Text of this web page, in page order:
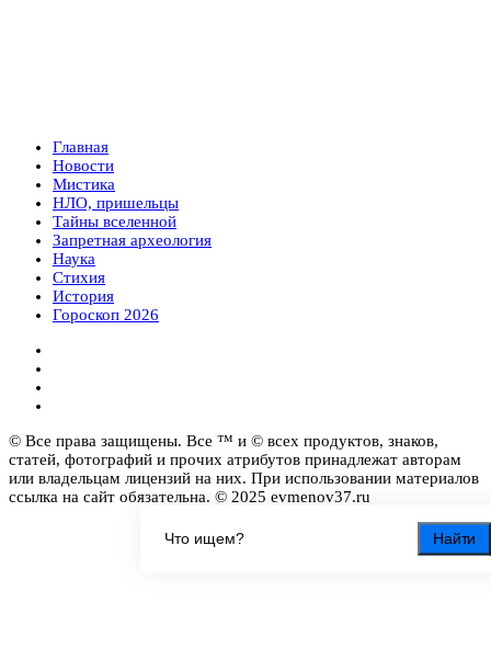
Найти
Главная
Новости
Мистика
НЛО, пришельцы
Тайны вселенной
Запретная археология
Наука
Стихия
История
Гороскоп 2026
© Все права защищены. Все ™ и © всех продуктов, знаков,
статей, фотографий и прочих атрибутов принадлежат авторам
или владельцам лицензий на них. При использовании материалов
ссылка на сайт обязательна. © 2025 evmenov37.ru